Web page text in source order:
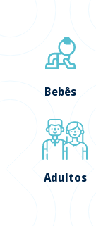
Bebês
Adultos